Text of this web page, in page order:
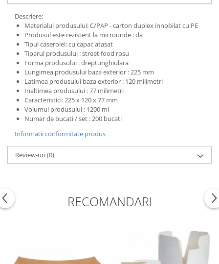
Descriere:
Materialul produsului: C/PAP - carton duplex innobilat cu PE
Produsul este rezistent la microunde : da
Tipul caserolei: cu capac atasat
Tiparul produsului : street food rosu
Forma produsului : dreptunghiulara
Lungimea produsului baza exterior : 225 mm
Latimea produsului baza exterior : 120 milimetri
Inaltimea produsului : 77 milimetri
Caracteristici: 225 x 120 x 77 mm
Volumul produsului : 1200 ml
Numar de bucati / set : 200 bucati
Informatii conformitate produs
Review-uri(0)
RECOMANDARI